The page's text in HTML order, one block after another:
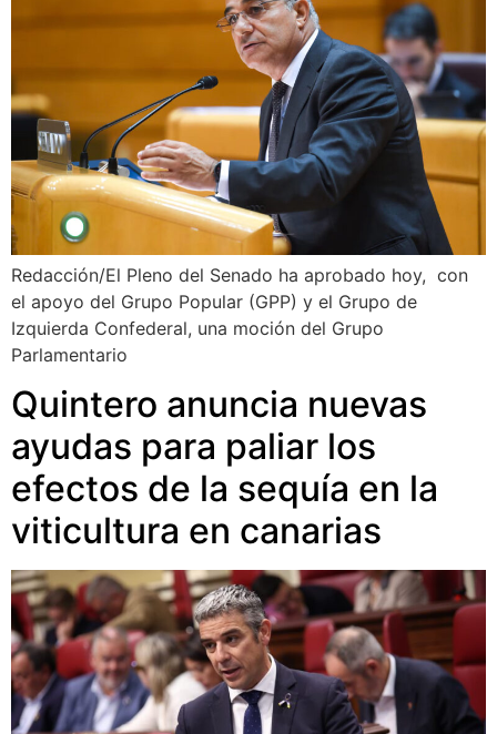
Redacción/El Pleno del Senado ha aprobado hoy, con
el apoyo del Grupo Popular (GPP) y el Grupo de
Izquierda Confederal, una moción del Grupo
Parlamentario
Quintero anuncia nuevas
ayudas para paliar los
efectos de la sequía en la
viticultura en canarias